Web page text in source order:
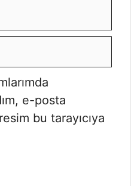
e-posta
bu tarayıcıya